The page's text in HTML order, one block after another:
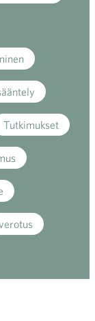
Tutkimukset